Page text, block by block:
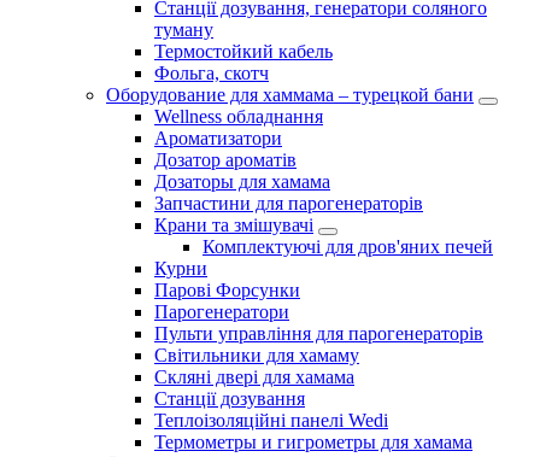
Станції дозування, генератори соляного
туману
Термостойкий кабель
Фольга, скотч
Оборудование для хаммама – турецкой бани
Wellness обладнання
Ароматизатори
Дозатор ароматів
Дозаторы для хамама
Запчастини для парогенераторів
Крани та змішувачі
Комплектуючі для дров'яних печей
Курни
Парові Форсунки
Парогенератори
Пульти управління для парогенераторів
Світильники для хамаму
Скляні двері для хамама
Станції дозування
Теплоізоляційні панелі Wedi
Термометры и гигрометры для хамама